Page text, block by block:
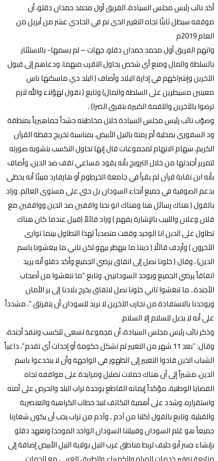
أكد نائب رئيس مجلس السيادة، الفريق أول محمد حمدان دقلو، أن
موقفه سيظل ثابتًا تجاه التغيير الذي تم في الحادي عشر من أبريل من
العام 2019م
واتهم الفريق أول محمد حمدان دقلو، جهات – لم يسمها- بالاستئثار
بالسلطة والمال ومنع أي شخص يحاول التقرب منهما، ودعاهم إلى قبول
الآخرين وإشراكهم في إدارة البلاد وأضاف ( البلد دي ماسكنها ناس
معينين مسيطرين على السلطة والمال) وتابع ( نقول لهؤلاء والله لازم
ترضوا بالآخرين واللقمة الكبيرة بتفرق الضرا) .
وصوّب نائب رئيس مجلس السيادة خلال مخاطبته حشداً جماهيرياً بمنطقة
ود السفوري بمحلية أم رمتة بالنيل الأبيض، بمناسبة تخريج حفظة القرآن
الكريم، سهام الاتهام لمجموعات قال إنها تحاول التكسب بتشويه صورته
لتمرير أجندتها من خلال الترويج بأنه يقود مساعي تقف ضد الدين، وأضاف
بأنه ابن تقابة قرآن لم يقرأ في جامعة الخرطوم أو هارفارد مبينًا أنه يحظى
بدعم الصوفية في جميع أنحاء السودان بل حتى على مستوى العالم. وزاد
بالقول ( هناك رسائل هنا وهناك انو نحنا واقفين ضد الدين وواقفين مع
فلان وعلان واللبيب بالإشارة يفهم ) وزاد قائلاً (قبيل عندما كان هناك
تطاول على الدين انا الوحيد وقفت متصدياََ لهذا التطاول بينما توارى
الآخرون ) وأردف قائلًا ( ديننا ما بنهظر بيهو لكن تاني ما بيغشونا باسم
الدين) ، وقال ( خلونا نصل إلى اتفاق يرضي الجميع وأكد دقلو أنه يريد
اتفاقاََ يرضي الجميع ويوحد السودانيين، وتابع “ما تنغشوا من أصحاب
الأجندة.. ما تنغشوا تاني خلونا نصل لاتفاق يخرج بلادنا إلى بر الأمان
ويوحدنا بالاستفادة من تجارب الآخرين لا نريد للسودان أن يتفرتق “، مشدداََ
على أنه لا بديل للسلام إلا السلام.
وذكر نائب رئيس مجلس السيادة، أن مجموعة تسعى للكسب وتنفذ أجندة،
وقال: “بعد 11 شهر من التغيير لم تشكل حكومة أو إحداث أي تقدم”، داعياً
الشباب الذين قادوا التغيير إلى الظهور في الواجهة وأن لا ينخدعوا باسم
الدين، مشيراً إلى أن هناك حملات تضليل ومزايدة على مواقفه تجاه
القضايا الوطنية، مؤكداً إيمانه القاطع بوحدة تراب البلد والحرص على أمنه
واستقراره، وشدد على أهمية التكاتف لنبذ خطاب الكراهية والعنصرية
والقبلية. وتابع بالقول (كلنا من آدم ـ وآدم من تراب يجب أن يكون شعارنا
جميعاً هو عَلم السودان وقبيلتنا السودان الواحد الموحد) وتعهد دقلو
بإنشاء جسر أبو حليف لربط مناطق غرب النيل بولاية النيل الأبيض إضافة إلى